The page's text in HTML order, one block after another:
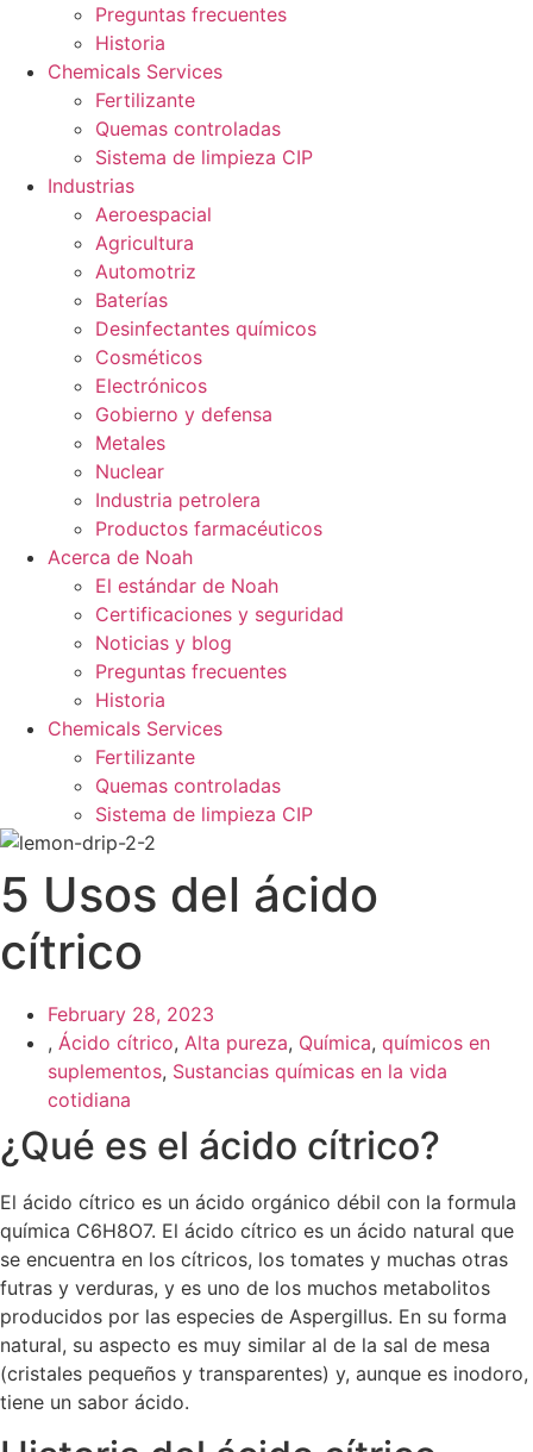
Preguntas frecuentes
Historia
Chemicals Services
Fertilizante
Quemas controladas
Sistema de limpieza CIP
Industrias
Aeroespacial
Agricultura
Automotriz
Baterías
Desinfectantes químicos
Cosméticos
Electrónicos
Gobierno y defensa
Metales
Nuclear
Industria petrolera
Productos farmacéuticos
Acerca de Noah
El estándar de Noah
Certificaciones y seguridad
Noticias y blog
Preguntas frecuentes
Historia
Chemicals Services
Fertilizante
Quemas controladas
Sistema de limpieza CIP
5 Usos del ácido
cítrico
February 28, 2023
, Ácido cítrico, Alta pureza, Química, químicos en
suplementos, Sustancias químicas en la vida
cotidiana
¿Qué es el ácido cítrico?
El ácido cítrico es un ácido orgánico débil con la formula
química C6H8O7. El ácido cítrico es un ácido natural que
se encuentra en los cítricos, los tomates y muchas otras
futras y verduras, y es uno de los muchos metabolitos
producidos por las especies de Aspergillus. En su forma
natural, su aspecto es muy similar al de la sal de mesa
(cristales pequeños y transparentes) y, aunque es inodoro,
tiene un sabor ácido.